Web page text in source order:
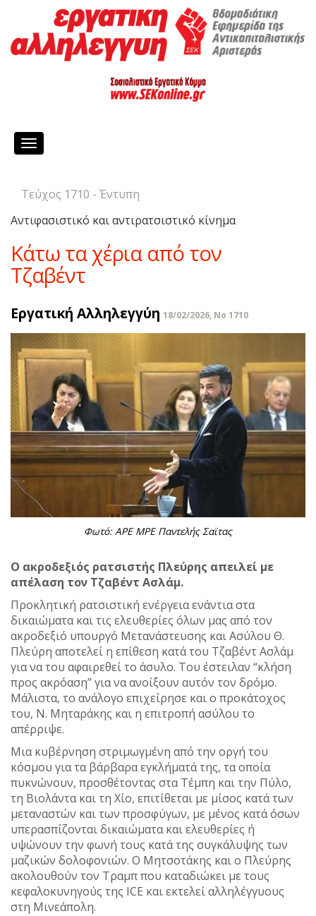
Toggle
Τεύχος 1710 - Έντυπη
Αντιφασιστικό και αντιρατσιστικό κίνημα
Κάτω τα χέρια από τον
Τζαβέντ
Εργατική Αλληλεγγύη 18/02/2026, No 1710
Φωτό: APE MPE Παντελής Σαϊτας
Ο ακροδεξιός ρατσιστής Πλεύρης απειλεί με
απέλαση τον Τζαβέντ Ασλάμ.
Προκλητική ρατσιστική ενέργεια ενάντια στα
δικαιώματα και τις ελευθερίες όλων μας από τον
ακροδεξιό υπουργό Μετανάστευσης και Ασύλου Θ.
Πλεύρη αποτελεί η επίθεση κατά του Τζαβέντ Ασλάμ
για να του αφαιρεθεί το άσυλο. Του έστειλαν “κλήση
προς ακρόαση” για να ανοίξουν αυτόν τον δρόμο.
Μάλιστα, το ανάλογο επιχείρησε και ο προκάτοχος
του, Ν. Μηταράκης και η επιτροπή ασύλου το
απέρριψε.
Mια κυβέρνηση στριμωγμένη από την οργή του
κόσμου για τα βάρβαρα εγκλήματά της, τα οποία
πυκνώνουν, προσθέτοντας στα Τέμπη και την Πύλο,
τη Βιολάντα και τη Χίο, επιτίθεται με μίσος κατά των
μεταναστών και των προσφύγων, με μένος κατά όσων
υπερασπίζονται δικαιώματα και ελευθερίες ή
υψώνουν την φωνή τους κατά της συγκάλυψης των
μαζικών δολοφονιών. Ο Μητσοτάκης και ο Πλεύρης
ακολουθούν τον Τραμπ που καταδιώκει με τους
κεφαλοκυνηγούς της ICE και εκτελεί αλληλέγγυους
στη Μινεάπολη.